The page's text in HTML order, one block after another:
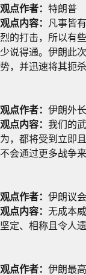
观点作者： 特朗普
观点内容： 凡事皆
烈的打击，所以有
少说得通。伊朗此
势，并迅速将其扼
观点作者： 伊朗外
观点内容： 我们的
为，都将受到立即
不会通过更多战争来
观点作者： 伊朗议
观点内容： 无成本
坚定、相称且令人
观点作者： 伊朗最